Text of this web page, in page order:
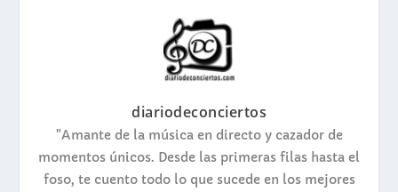
diariodeconciertos
"Amante de la música en directo y cazador de
momentos únicos. Desde las primeras filas hasta el
foso, te cuento todo lo que sucede en los mejores